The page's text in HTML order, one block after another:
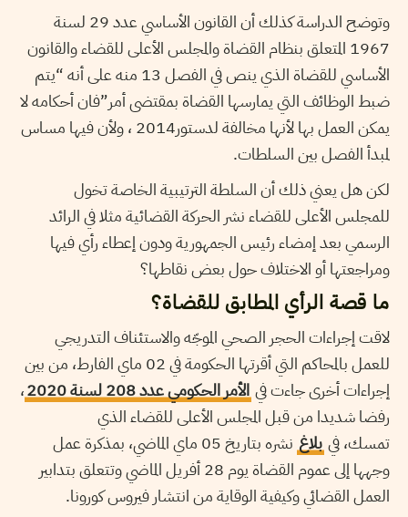
وتوضح الدراسة كذلك أن القانون الأساسي عدد 29 لسنة
1967 المتعلق بنظام القضاة والمجلس الأعلى للقضاء والقانون
الأساسي للقضاة الذي ينص في الفصل 13 منه على أنه “يتم
ضبط الوظائف التي يمارسها القضاة بمقتضى أمر”فان أحكامه لا
يمكن العمل بها لأنها مخالفة لدستور2014 ، ولأن فيها مساس
لمبدأ الفصل بين السلطات.
لكن هل يعني ذلك أن السلطة الترتيبية الخاصة تخول
للمجلس الأعلى للقضاء نشر الحركة القضائية مثلا في الرائد
الرسمي بعد إمضاء رئيس الجمهورية ودون إعطاء رأي فيها
ومراجعتها أو الاختلاف حول بعض نقاطها؟
ما قصة الرأي المطابق للقضاة؟
لاقت إجراءات الحجر الصحي الموجّه والاستئناف التدريجي
للعمل بالمحاكم التي أقرتها الحكومة في 02 ماي الفارط، من بين
إجراءات أخرى جاءت في الأمر الحكومي عدد 208 لسنة 2020
،
رفضا شديدا من قبل المجلس الأعلى للقضاء الذي
تمسك، في بلاغ
نشره بتاريخ 05 ماي الماضي، بمذكرة عمل
وجهها إلى عموم القضاة يوم 28 أفريل الماضي وتتعلق بتدابير
العمل القضائي وكيفية الوقاية من انتشار فيروس كورونا.